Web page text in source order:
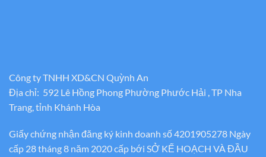
Công ty TNHH XD&CN Quỳnh An
Địa chỉ: 592 Lê Hồng Phong Phường Phước Hải , TP Nha
Trang, tỉnh Khánh Hòa
Giấy chứng nhận đăng ký kinh doanh số 4201905278 Ngày
cấp 28 tháng 8 năm 2020 cấp bới SỞ KẾ HOẠCH VÀ ĐẦU